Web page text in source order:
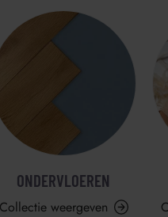
ONDERVLOEREN
Collectie weergeven